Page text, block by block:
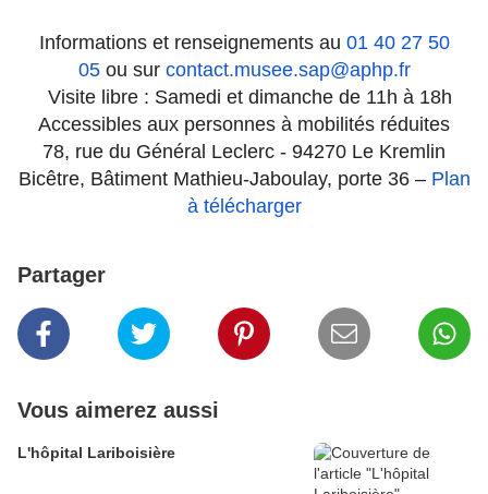
Informations et renseignements au 01 40 27 50
05ou sur contact.musee.sap@aphp.fr
Visite libre : Samedi et dimanche de 11h à 18h
Accessibles aux personnes à mobilités réduites
78, rue du Général Leclerc - 94270 Le Kremlin
Bicêtre, Bâtiment Mathieu-Jaboulay, porte 36 – Plan
à télécharger
Partager
Vous aimerez aussi
L'hôpital Lariboisière